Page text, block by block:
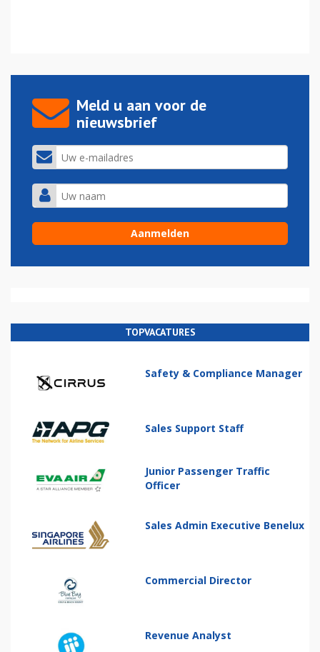
Meld u aan voor de
nieuwsbrief
TOPVACATURES
Safety & Compliance Manager
Sales Support Staff
Junior Passenger Traffic
Officer
Sales Admin Executive Benelux
Commercial Director
Revenue Analyst